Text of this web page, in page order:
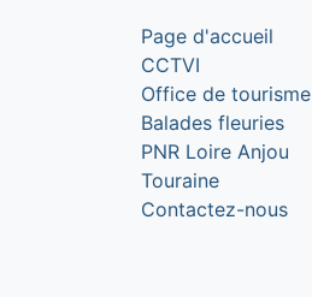
Page d'accueil
CCTVI
Office de tourisme
Balades fleuries
PNR Loire Anjou
Touraine
Contactez-nous